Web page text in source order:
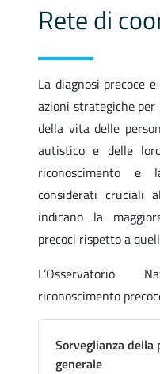
La diagnosi precoce
azioni strategiche
della vita delle
autistico e delle
riconoscimento e
considerati cruciali
indicano la
precoci rispetto a
L’Osservatorio
riconoscimento
Sorveglianza
generale